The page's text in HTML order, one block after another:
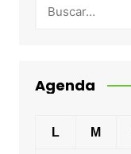
Agenda
L M